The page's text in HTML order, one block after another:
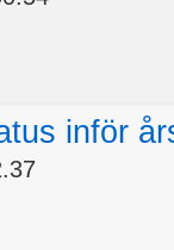
inför